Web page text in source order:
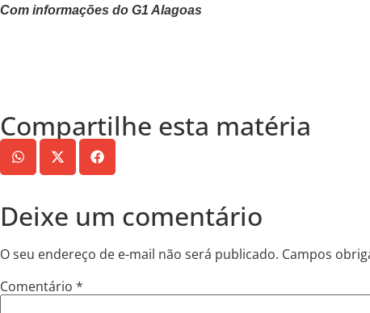
Com informações do G1 Alagoas
Compartilhe esta matéria
Deixe um comentário
O seu endereço de e-mail não será publicado. Campos
Comentário *